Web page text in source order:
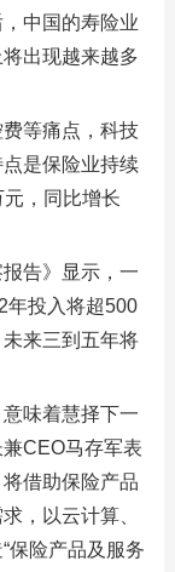
中国的寿险业
出现越来越多
等痛点，科技
是保险业持续
，同比增长
告》显示，一
年投入将超500
来三到五年将
味着慧择下一
CEO马存军表
借助保险产品
，以云计算、
保险产品及服务